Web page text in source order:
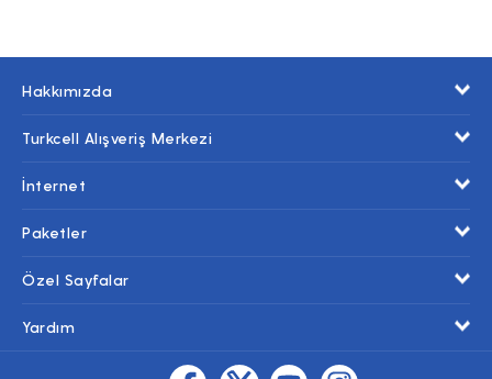
Hakkımızda
Turkcell Alışveriş Merkezi
İnternet
Paketler
Özel Sayfalar
Yardım